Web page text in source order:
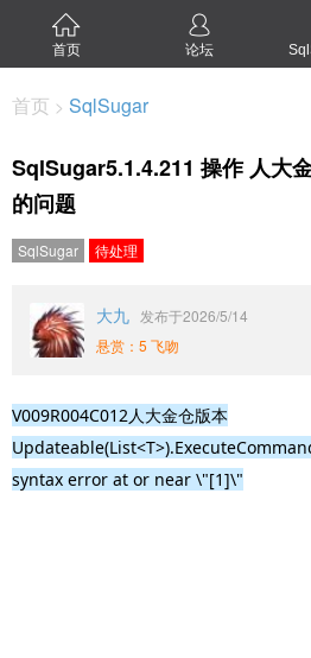
首页 论坛
首页 > SqlSugar
SqlSugar5.1.4.211 操作 人大
的问题
SqlSugar 待处理
大九 发布于2026/5/14
悬赏：5 飞吻
V009R004C012人大金仓版本
syntax error at or near \"[1]\"